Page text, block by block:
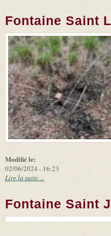
Fontaine Saint
Leaflet
Tiles
(link is
©
and
Modifié le:
02/06/2024 - 16:23
Lire la suite ...
Fontaine Saint